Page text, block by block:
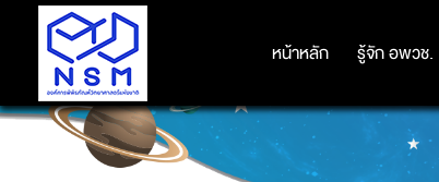
หน้าหลัก รู้จัก อพวช.
หน้าหลัก รู้จัก อพวช.